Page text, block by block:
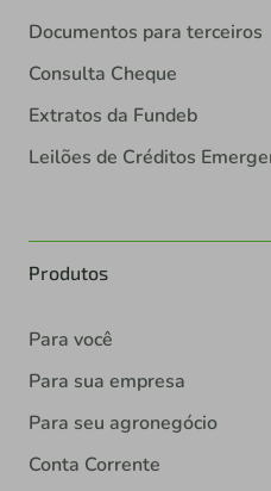
Documentos para terceiros
Consulta Cheque
Extratos da Fundeb
Leilões de Créditos
Produtos
Para você
Para sua empresa
Para seu agronegócio
Conta Corrente